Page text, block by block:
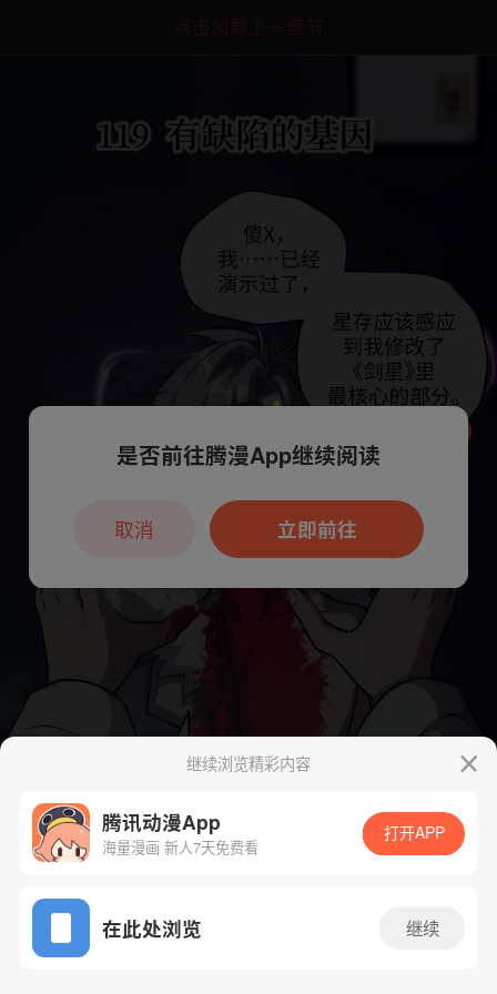
点击加载上一章节
App免费看
下一话 腾漫App免费看
继续浏览精彩内容
腾讯动漫App
海量漫画 新人7天免费看
打开APP
在此处浏览 继续
本章节仅支持App阅读，可打开App新用
户7天免费看
是否前往腾漫App继续阅读
立即前往
取消